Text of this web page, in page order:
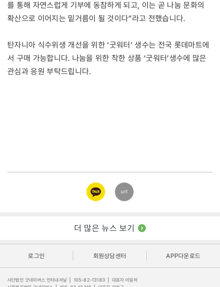
를 통해 자연스럽게 기부에 동참하게 되고, 이는 곧 나눔 문화의
확산으로 이어지는 밑거름이 될 것이다”라고 전했습니다.
탄자니아 식수위생 개선을 위한 ‘굿워터’ 생수는 전국 롯데마트에
서 구매 가능합니다. 나눔을 위한 착한 상품 ‘굿워터’생수에 많은
관심과 응원 부탁드립니다.
카카오
링크
url
더 많은 뉴스 보기
로그인 회원상담센터 APP다운로드
사단법인 굿네이버스 인터내셔날 105-82-13183
대표자 이일하